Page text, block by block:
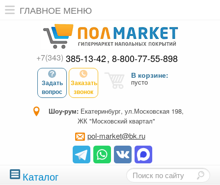
ГЛАВНОЕ МЕНЮ
+7(343) 385-13-42 8-800-77-55-898
Задать
вопрос
Заказать
звонок
В корзине:
пусто
Шоу-рум: Екатеринбург, ул.Московская 198,
ЖК "Московский квартал"
pol-market@bk.ru
Каталог